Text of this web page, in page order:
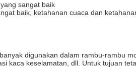
sangat baik
baik, ketahanan cuaca dan
digunakan dalam rambu-rambu
kaca keselamatan, dll. Untuk tujuan